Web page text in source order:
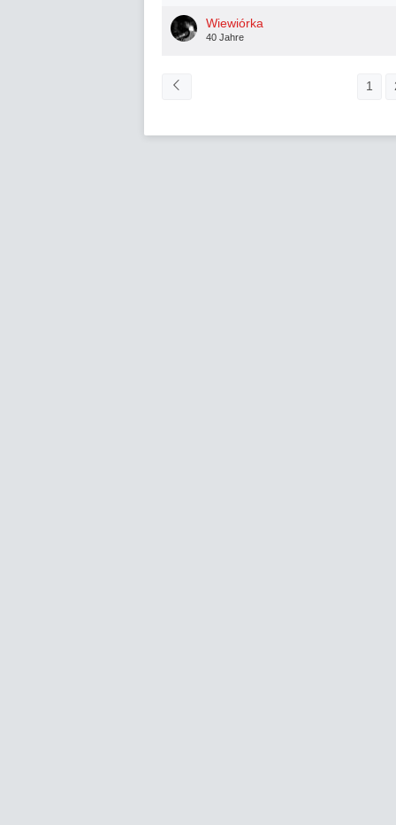
Wiewiórka
40 Jahre
1